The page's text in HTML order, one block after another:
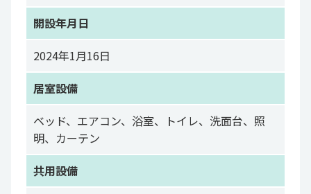
開設年月日
2024年1月16日
居室設備
ベッド、エアコン、浴室、トイレ、洗面台、照
明、カーテン
共用設備